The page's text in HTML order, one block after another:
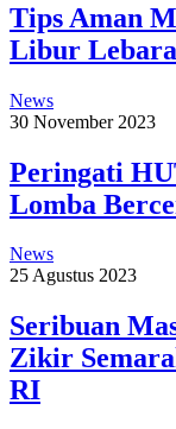
Tips Aman
Libur
News
30 November 2023
Peringati
Lomba
News
25 Agustus 2023
Seribuan
Zikir
RI